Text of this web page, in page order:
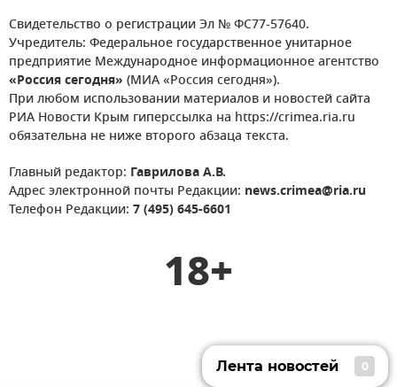
Свидетельство о регистрации Эл № ФС77-57640.
Учредитель: Федеральное государственное унитарное
предприятие Международное информационное агентство
«Россия сегодня» (МИА «Россия сегодня»).
При любом использовании материалов и новостей сайта
РИА Новости Крым гиперссылка на https://crimea.ria.ru
обязательна не ниже второго абзаца текста.
Главный редактор: Гаврилова А.В.
Адрес электронной почты Редакции: news.crimea@ria.ru
Телефон Редакции: 7 (495) 645-6601
18+
Лента новостей 0